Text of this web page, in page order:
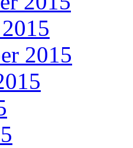
2015